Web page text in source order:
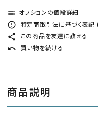
toc オプションの値段詳細
error_outline 特定商取引法に基づく表記
share この商品を友達に教える
undo 買い物を続ける
商品説明